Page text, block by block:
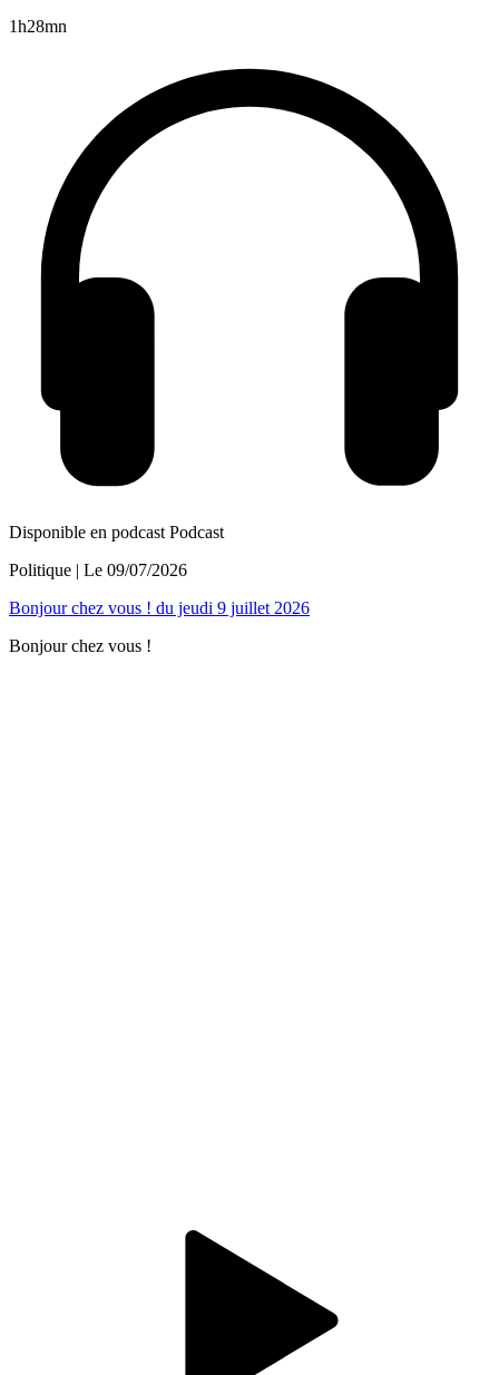
1h28mn
Disponible en podcast Podcast
Politique | Le 09/07/2026
Bonjour chez vous ! du jeudi 9 juillet 2026
Bonjour chez vous !